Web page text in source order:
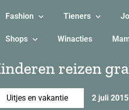
Fashion Tieners
Shops Winacties
reizen
Uitjes en vakantie 2 juli 2015